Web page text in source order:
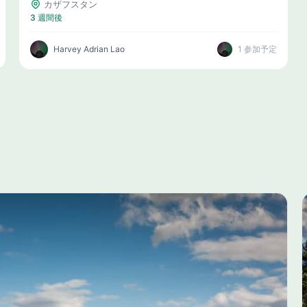
カザフスタン
3 週間後
Harvey Adrian Lao 1 参加予定